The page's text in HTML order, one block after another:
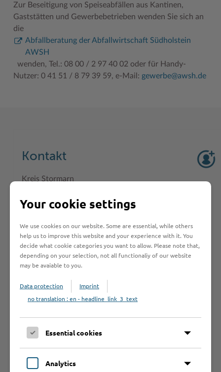
Zur Beseitigung von Speiseabfällen aus Kantinen,
Gaststätten und Gewerbebetrieben wenden Sie sich an
die
Abfallberatung der Abfallwirtschaft Südholstein
AWSH
wenden, Tel.: 08 00 / 2 97 40 02 oder für Handy-
Nutzer: 0 41 51 / 8 79 39 59, e-Mail: gewerbe@awsh.de
Kontakt
Kreis Stormarn
Lebensmittelüberwachung
23843 Bad Oldesloe
E-Mail Verbraucherschutz:
veterinaerwesen@kreis-
Your cookie settings
We use cookies on our website. Some are essential, while others
help us to improve this website and your experience with it. You
decide what cookie categories you want to allow. Please note that,
depending on your selection, not all functionaliy of our website
may be avaiable to you.
Data protection
Imprint
no translation : en - headline_link_3_text
Essential cookies
Analytics